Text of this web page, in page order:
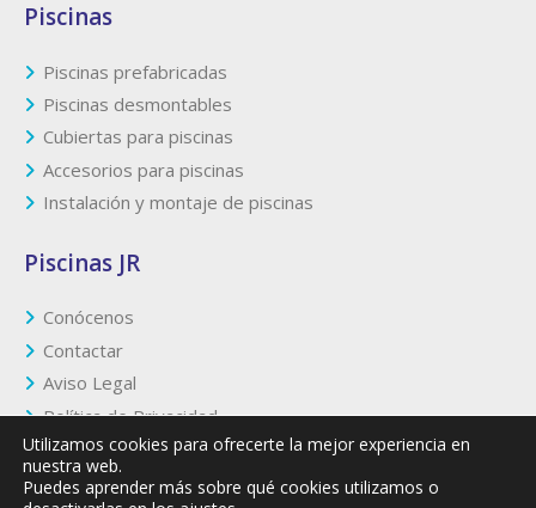
Piscinas
Piscinas prefabricadas
Piscinas desmontables
Cubiertas para piscinas
Accesorios para piscinas
Instalación y montaje de piscinas
Piscinas JR
Conócenos
Contactar
Aviso Legal
Política de Privacidad
Política de Cookies
Utilizamos cookies para ofrecerte la mejor experiencia en
nuestra web.
Puedes aprender más sobre qué cookies utilizamos o